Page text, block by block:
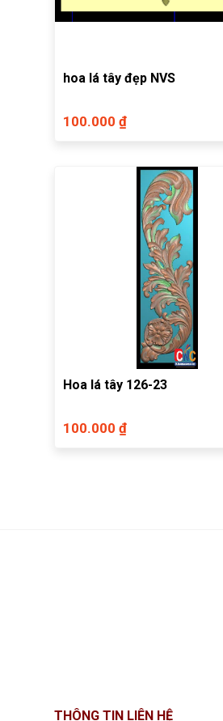
hoa lá tây đẹp NVS
100.000 ₫
Hoa lá tây 126-23
100.000 ₫
THÔNG TIN LIÊN HỆ